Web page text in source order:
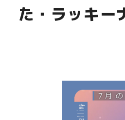
た・ラッキー